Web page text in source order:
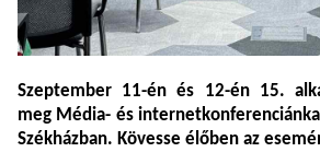
Szeptember 11-én és 12-én 15.
meg Média- és
Székházban. Kövesse élőben az